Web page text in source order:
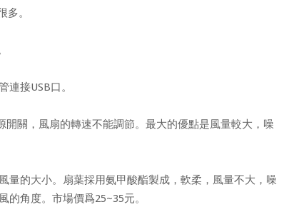
。
接USB口。
關，風扇的轉速不能調節。最大的優點是風量較大，噪
的大小。扇葉採用氨甲酸酯製成，軟柔，風量不大，噪
角度。市場價爲25~35元。